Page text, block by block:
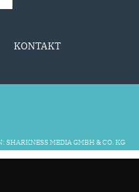
KONTAKT
SHARKNESS MEDIA GMBH & CO. KG